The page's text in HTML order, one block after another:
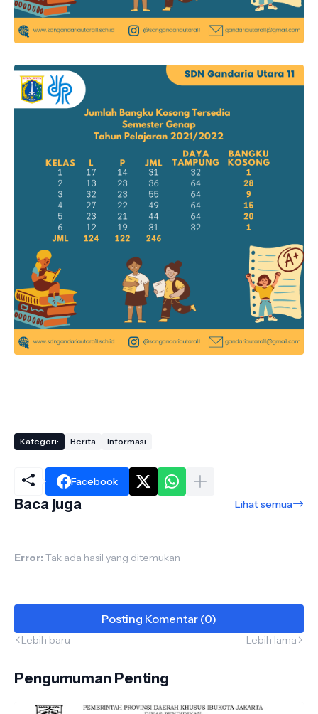
Kategori: Berita Informasi
Facebook
Baca juga Lihat semua
Error: Tak ada hasil yang ditemukan
Posting Komentar (0)
Lebih baru Lebih lama
Pengumuman Penting